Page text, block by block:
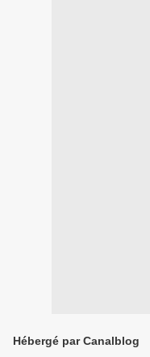
Hébergé par Canalblog